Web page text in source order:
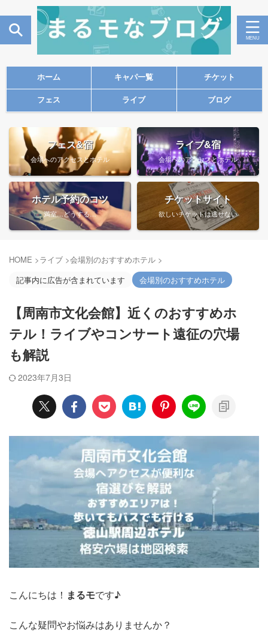
ホーム キャパ一覧 チケット
フェス ライブ ブログ
フェス&宿
会場へのアクセスとホテル
ライブ&宿
会場へのアクセスとホテル
ホテル予約のコツ
満室…どうする…
チケットサイト
欲しいチケットは逃せない
HOME >ライブ >会場別のおすすめホテル >
記事内に広告が含まれています
会場別のおすすめホテル
【周南市文化会館】近くのおすすめホ
テル！ライブやコンサート遠征の穴場
も解説
2023年7月3日
こんにちは！ まるモです♪
こんな疑問やお悩みはありませんか？